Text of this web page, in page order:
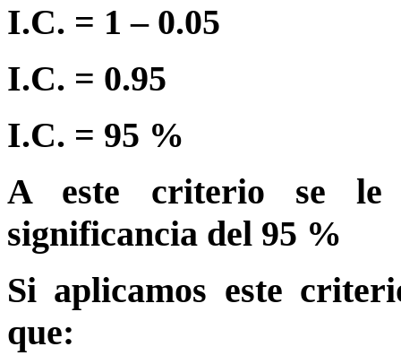
I.C. = 1 – 0.05
I.C. = 0.95
I.C. = 95 %
A este criterio se le
significancia del 95 %
Si aplicamos este
que: